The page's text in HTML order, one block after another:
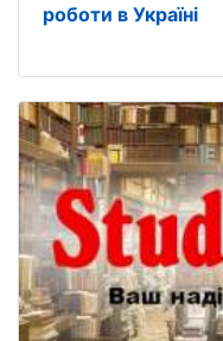
роботи в Україні